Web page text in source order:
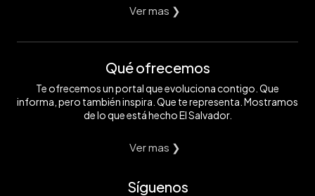
Ver mas ❯
Qué ofrecemos
Te ofrecemos un portal que evoluciona contigo. Que
informa, pero también inspira. Que te representa. Mostramos
de lo que está hecho El Salvador.
Ver mas ❯
Síguenos